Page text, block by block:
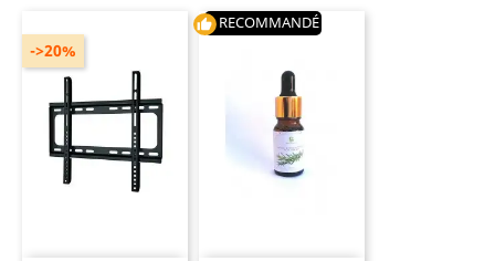
->20%
thumb_up RECOMMANDÉ